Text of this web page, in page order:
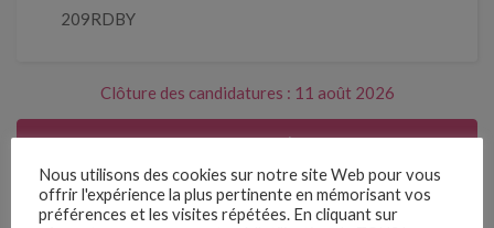
209RDBY
Clôture des candidatures : 11 août 2026
Je postule
Emplois similaires
Nous utilisons des cookies sur notre site Web pour vous
offrir l'expérience la plus pertinente en mémorisant vos
préférences et les visites répétées. En cliquant sur